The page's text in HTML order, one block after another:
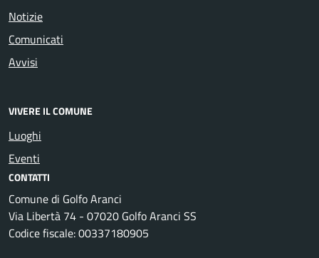
Notizie
Comunicati
Avvisi
VIVERE IL COMUNE
Luoghi
Eventi
CONTATTI
Comune di Golfo Aranci
Via Libertà 74 - 07020 Golfo Aranci SS
Codice fiscale: 00337180905